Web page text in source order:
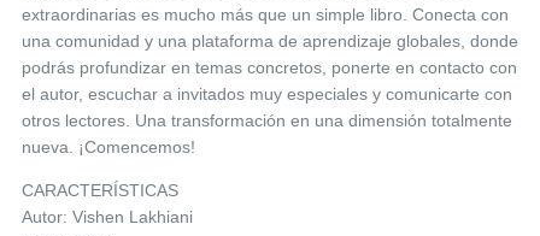
extraordinarias es mucho más que un simple libro. Conecta con
una comunidad y una plataforma de aprendizaje globales, donde
podrás profundizar en temas concretos, ponerte en contacto con
el autor, escuchar a invitados muy especiales y comunicarte con
otros lectores. Una transformación en una dimensión totalmente
nueva. ¡Comencemos!
CARACTERÍSTICAS
Autor: Vishen Lakhiani